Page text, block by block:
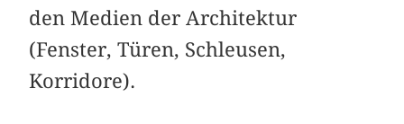
den Medien der Architektur
(Fenster, Türen, Schleusen,
Korridore).